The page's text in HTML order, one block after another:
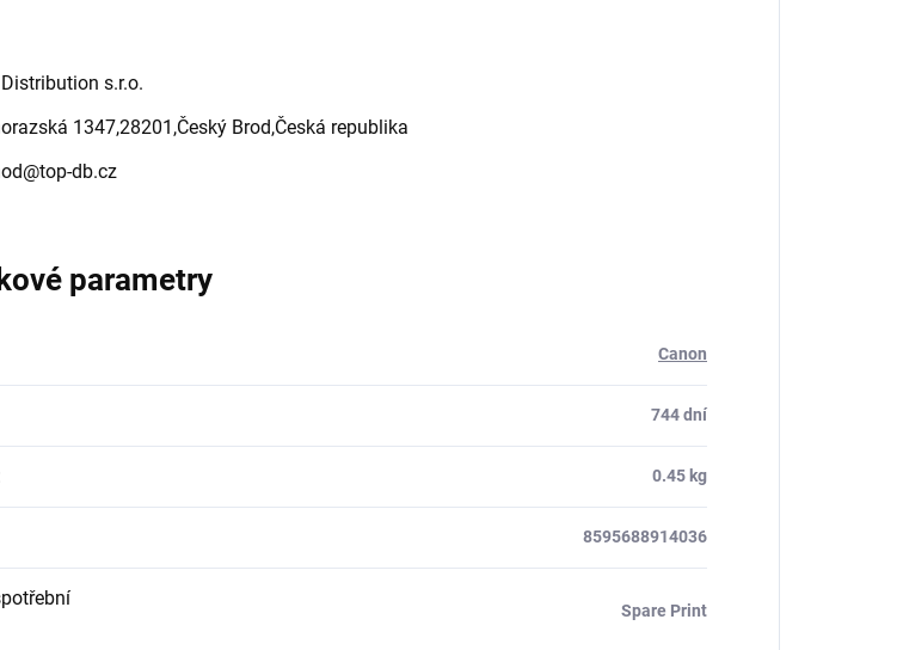
s.r.o.
1347,28201,Český Brod,Česká republika
db.cz
parametry
Canon
744 dní
0.45 kg
8595688914036
Spare Print